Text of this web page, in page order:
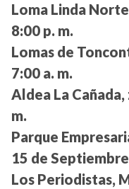
Loma Linda
8:00 p. m.
Lomas de
7:00 a. m.
Aldea La Cañada,
m.
Parque
15 de
Los Periodistas,